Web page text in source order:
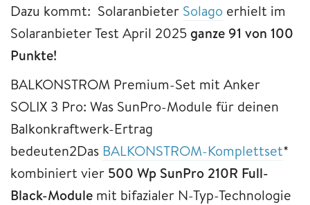
Dazu kommt: Solaranbieter Solago erhielt im
Solaranbieter Test April 2025 ganze 91 von 100
Punkte!
BALKONSTROM Premium-Set mit Anker
SOLIX 3 Pro: Was SunPro-Module für deinen
Balkonkraftwerk-Ertrag
bedeuten2Das BALKONSTROM-Komplettset*
kombiniert vier 500 Wp SunPro 210R Full-
Black-Module mit bifazialer N-Typ-Technologie